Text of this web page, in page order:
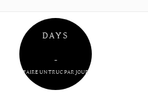
DAYS
–
FAIRE UN TRUC PAR JOUR